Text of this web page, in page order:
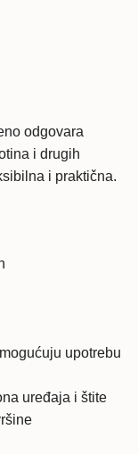
odgovara
i drugih
i praktična.
upotrebu
uređaja i štite